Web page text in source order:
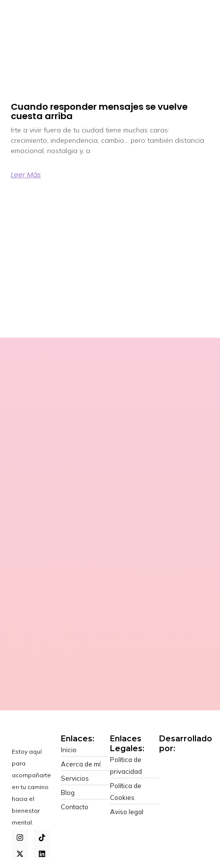
Cuando responder mensajes se vuelve
cuesta arriba
Irte a vivir fuera de tu ciudad tiene muchas caras:
crecimiento, independencia, cambio… pero también distancia
emocional, nostalgia y, a
Leer Más
Estoy aquí
para
acompañarte
en tu camino
hacia el
bienestar
mental.
Enlaces:
Inicio
Acerca de mí
Servicios
Blog
Contacto
Enlaces
Legales:
Política de
privacidad
Política de
Cookies
Aviso legal
Desarrollado
por: